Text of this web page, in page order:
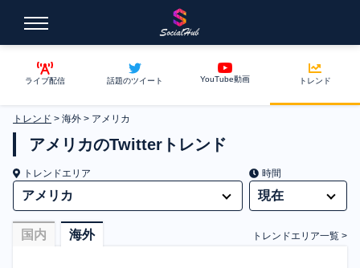
ライブ配信 話題のツイート YouTube動画 トレンド
トレンド > 海外 > アメリカ
アメリカのTwitterトレンド
トレンドエリア 時間
国内 海外 トレンドエリア一覧 >